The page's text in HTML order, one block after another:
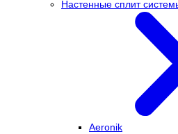
Настенные сплит
Aeronik